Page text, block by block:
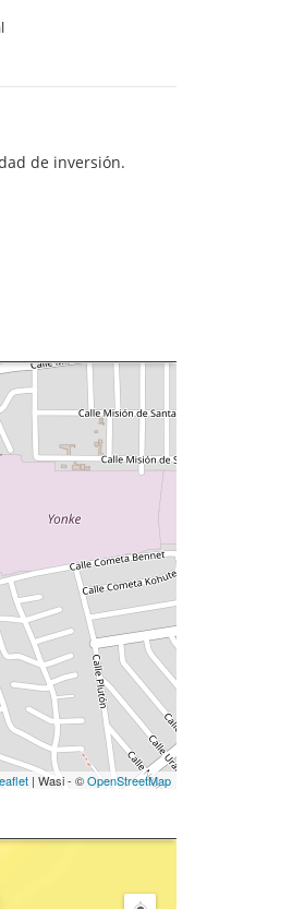
de inversión.
| Wasi - ©OpenStreetMap